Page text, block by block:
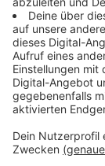
Verpass'
Interviews,